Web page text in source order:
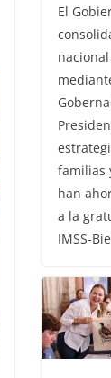
El
familias
han
a la
IMSS-